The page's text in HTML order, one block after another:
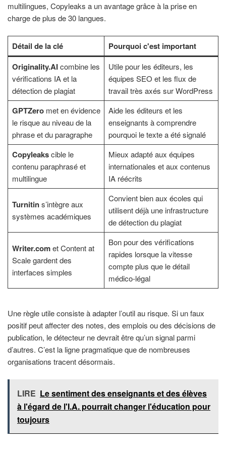
multilingues, Copyleaks a un avantage grâce à la prise en
charge de plus de 30 langues.
Détail de la clé
Pourquoi c'est important
Originality.AIcombine les
vérifications IA et la
détection de plagiat
Utile pour les éditeurs, les
équipes SEO et les flux de
travail très axés sur WordPress
GPTZeromet en évidence
le risque au niveau de la
phrase et du paragraphe
Aide les éditeurs et les
enseignants à comprendre
pourquoi le texte a été signalé
Copyleakscible le
contenu paraphrasé et
multilingue
Mieux adapté aux équipes
internationales et aux contenus
IA réécrits
Turnitins’intègre aux
systèmes académiques
Convient bien aux écoles qui
utilisent déjà une infrastructure
de détection du plagiat
Writer.comet Content at
Scale gardent des
interfaces simples
Bon pour des vérifications
rapides lorsque la vitesse
compte plus que le détail
médico-légal
Une règle utile consiste à adapter l’outil au risque. Si un faux
positif peut affecter des notes, des emplois ou des décisions de
publication, le détecteur ne devrait être qu’un signal parmi
d’autres. C’est la ligne pragmatique que de nombreuses
organisations tracent désormais.
LIRE Le sentiment des enseignants et des élèves
à l'égard de l'I.A. pourrait changer l'éducation pour
toujours